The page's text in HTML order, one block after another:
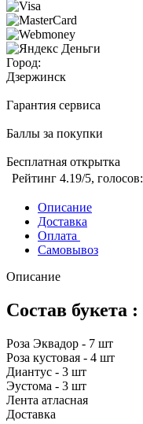
Город:
Дзержинск
Гарантия сервиса
Баллы за покупки
Бесплатная открытка
Рейтинг 4.19/5, голосов:
Описание
Доставка
Оплата
Самовывоз
Описание
Состав букета :
Роза Эквадор - 7 шт
Роза кустовая - 4 шт
Диантус - 3 шт
Эустома - 3 шт
Лента атласная
Доставка